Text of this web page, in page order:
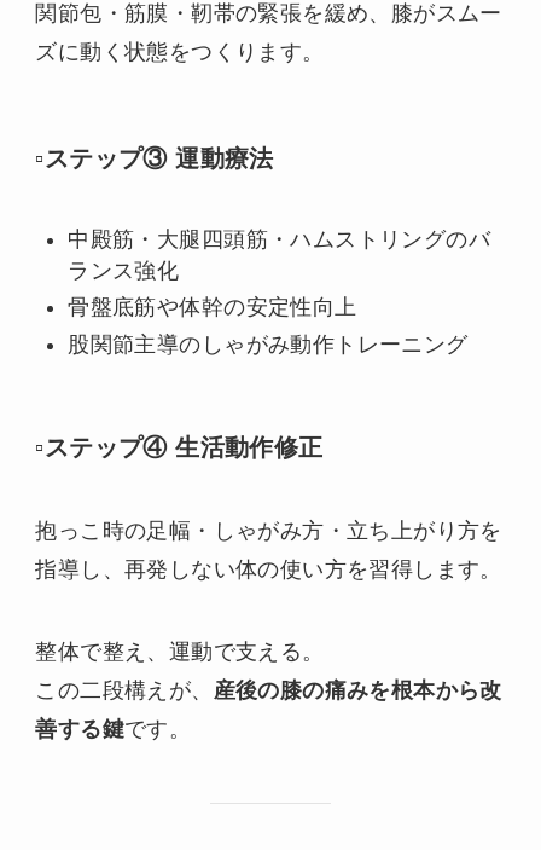
関節包・筋膜・靭帯の緊張を緩め、膝がスムー
ズに動く状態をつくります。
▫️ステップ③ 運動療法
中殿筋・大腿四頭筋・ハムストリングのバ
ランス強化
骨盤底筋や体幹の安定性向上
股関節主導のしゃがみ動作トレーニング
▫️ステップ④ 生活動作修正
抱っこ時の足幅・しゃがみ方・立ち上がり方を
指導し、再発しない体の使い方を習得します。
整体で整え、運動で支える。
この二段構えが、 産後の膝の痛みを根本から改
善する鍵です。